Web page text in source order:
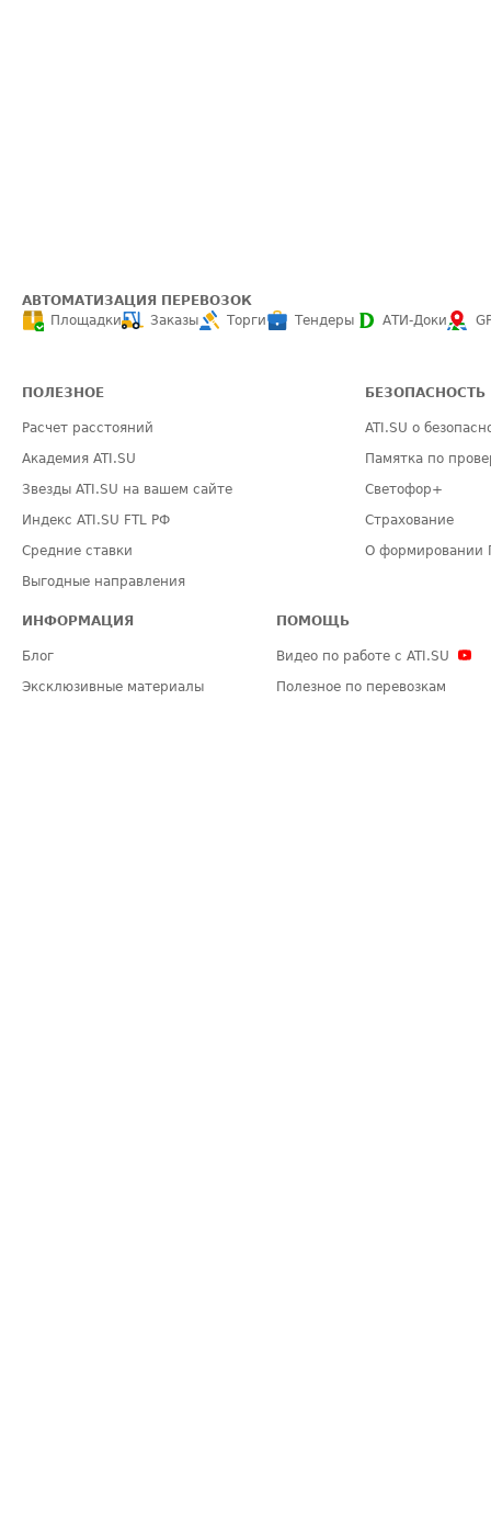
АВТОМАТИЗАЦИЯ ПЕРЕВОЗОК
Площадки
Заказы Торги Тендеры АТИ-Доки
ПОЛЕЗНОЕ
Расчет расстояний
Академия ATI.SU
Звезды ATI.SU на вашем сайте
Индекс ATI.SU FTL РФ
Средние ставки
Выгодные направления
БЕЗОПАСНОСТЬ
ATI.SU о
Памятка по
Светофор+
Страхование
О формировании
ИНФОРМАЦИЯ
Блог
Эксклюзивные материалы
ПОМОЩЬ
Видео по работе с ATI.SU
Полезное по перевозкам